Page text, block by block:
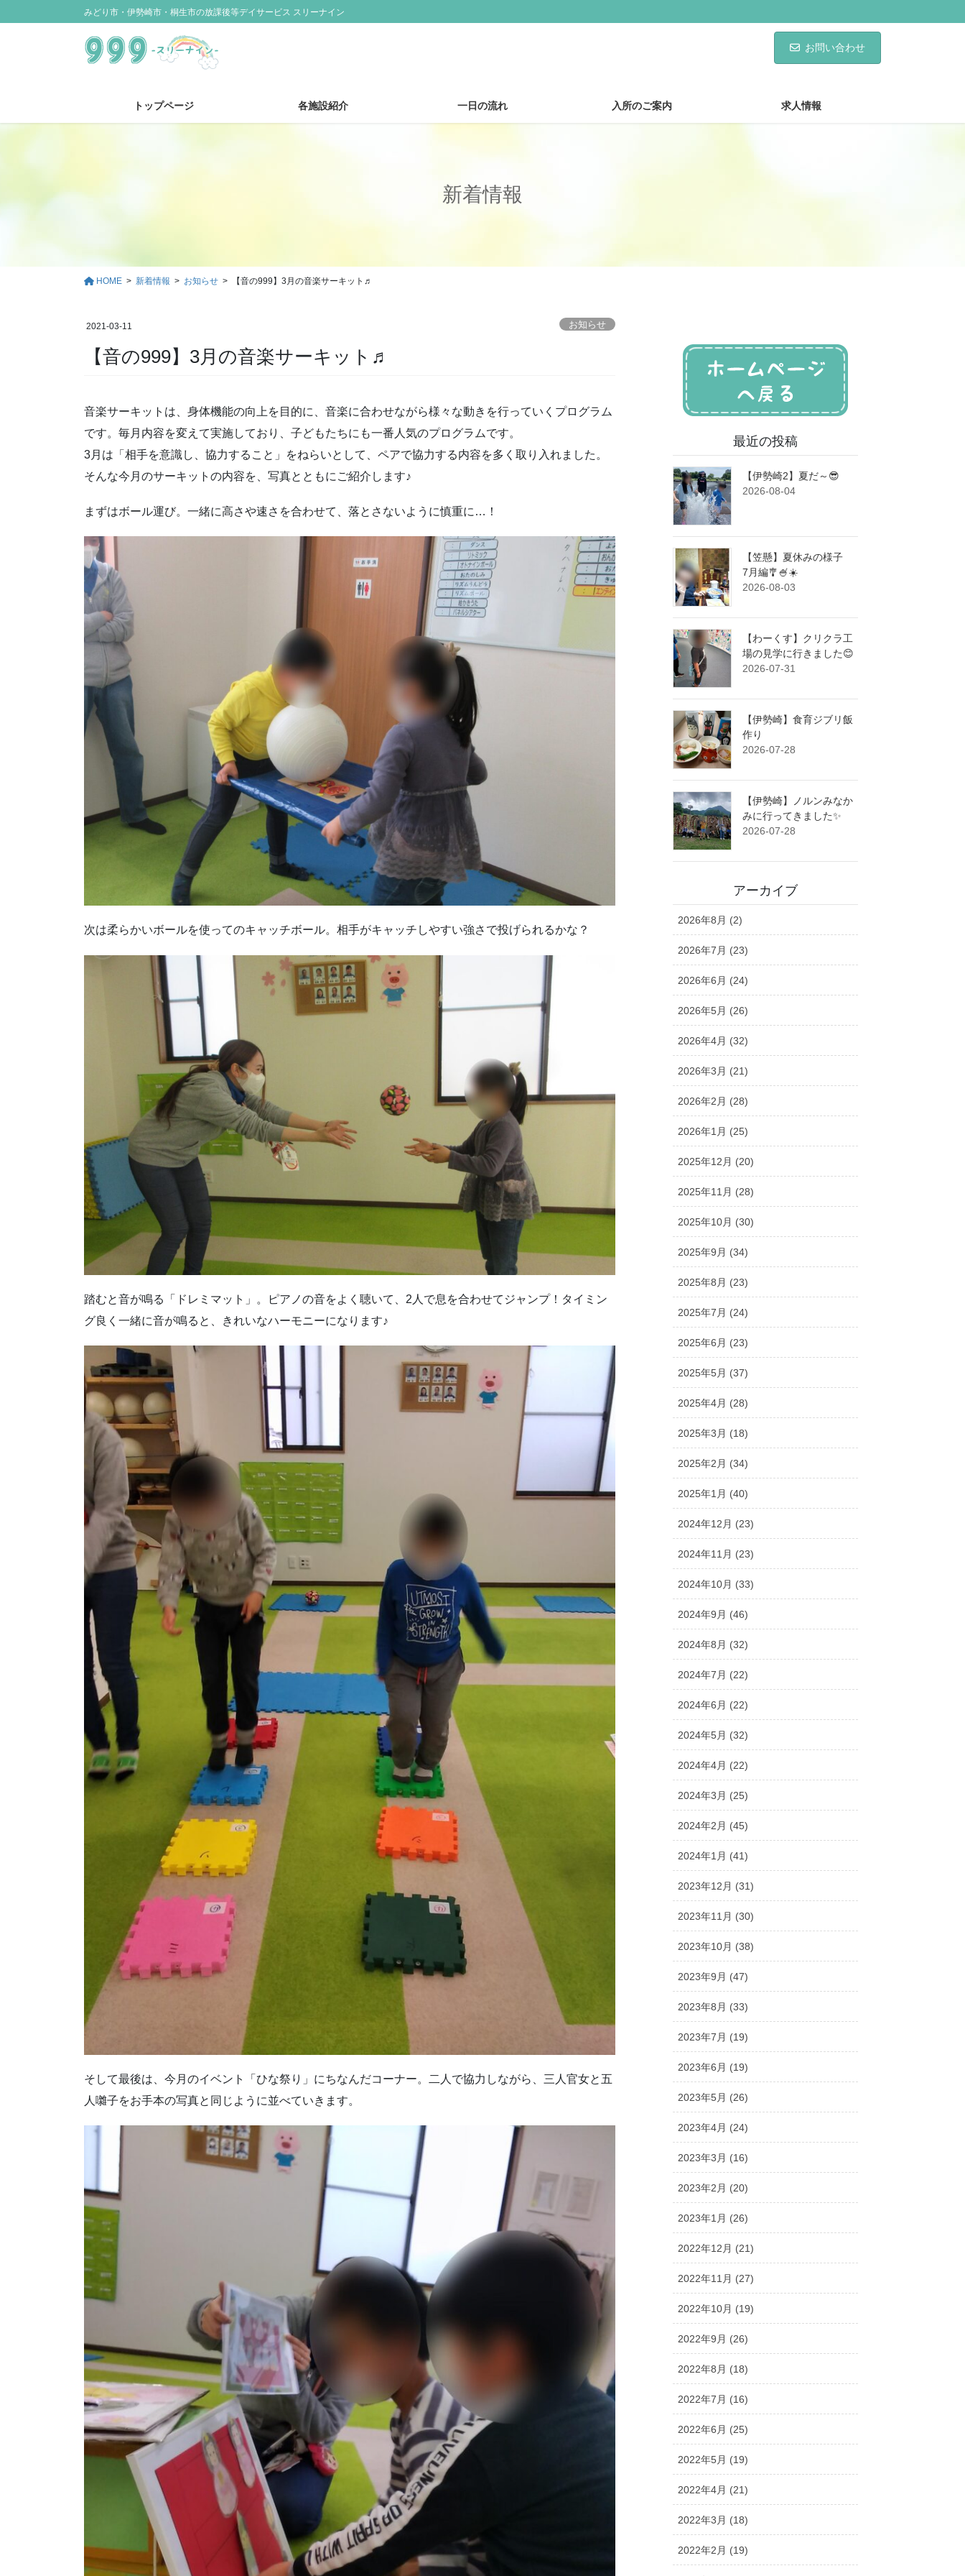
ン
ビ
みどり市・伊勢崎市・桐生市の放課後等デイサービス スリーナイン
お問い合わせ
トップページ 各施設紹介 一日の流れ 入所のご案内 求人情報
新着情報
HOME 新着情報 お知らせ 【音の999】3月の音楽サーキット♬
2021-03-11 お知らせ
【音の999】3月の音楽サーキット♬
音楽サーキットは、身体機能の向上を目的に、音楽に合わせながら様々な動きを行っていくプログラム
です。毎月内容を変えて実施しており、子どもたちにも一番人気のプログラムです。
3月は「相手を意識し、協力すること」をねらいとして、ペアで協力する内容を多く取り入れました。
そんな今月のサーキットの内容を、写真とともにご紹介します♪
まずはボール運び。一緒に高さや速さを合わせて、落とさないように慎重に…！
次は柔らかいボールを使ってのキャッチボール。相手がキャッチしやすい強さで投げられるかな？
踏むと音が鳴る「ドレミマット」。ピアノの音をよく聴いて、2人で息を合わせてジャンプ！タイミン
グ良く一緒に音が鳴ると、きれいなハーモニーになります♪
そして最後は、今月のイベント「ひな祭り」にちなんだコーナー。二人で協力しながら、三人官女と五
人囃子をお手本の写真と同じように並べていきます。
最近の投稿
【伊勢崎2】夏だ～😎
2026-08-04
【笠懸】夏休みの様子
7月編🎐🍧☀️
2026-08-03
【わーくす】クリクラ工
場の見学に行きました😊
2026-07-31
【伊勢崎】食育ジブリ飯
作り
2026-07-28
【伊勢崎】ノルンみなか
みに行ってきました✨
2026-07-28
アーカイブ
2026年8月 (2)
2026年7月 (23)
2026年6月 (24)
2026年5月 (26)
2026年4月 (32)
2026年3月 (21)
2026年2月 (28)
2026年1月 (25)
2025年12月 (20)
2025年11月 (28)
2025年10月 (30)
2025年9月 (34)
2025年8月 (23)
2025年7月 (24)
2025年6月 (23)
2025年5月 (37)
2025年4月 (28)
2025年3月 (18)
2025年2月 (34)
2025年1月 (40)
2024年12月 (23)
2024年11月 (23)
2024年10月 (33)
2024年9月 (46)
2024年8月 (32)
2024年7月 (22)
2024年6月 (22)
2024年5月 (32)
2024年4月 (22)
2024年3月 (25)
2024年2月 (45)
2024年1月 (41)
2023年12月 (31)
2023年11月 (30)
2023年10月 (38)
2023年9月 (47)
2023年8月 (33)
2023年7月 (19)
2023年6月 (19)
2023年5月 (26)
2023年4月 (24)
2023年3月 (16)
2023年2月 (20)
2023年1月 (26)
2022年12月 (21)
2022年11月 (27)
2022年10月 (19)
2022年9月 (26)
2022年8月 (18)
2022年7月 (16)
2022年6月 (25)
2022年5月 (19)
2022年4月 (21)
2022年3月 (18)
2022年2月 (19)